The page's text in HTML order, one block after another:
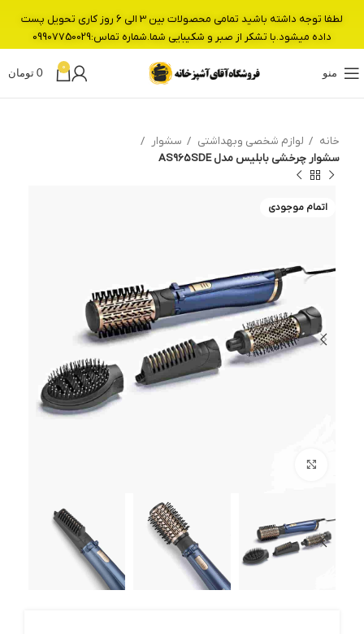
منو
0
0 تومان
خانه لوازم شخصی وبهداشتی
سشوار
سشوار چرخشی بابلیس مدل AS965SDE
اتمام موجودی
لطفا توجه داشته باشید تمامی محصولات بین 3 الی 6 روز کاری تحویل پست
داده میشود.با تشکر از صبر و شکیبایی شما.شماره تماس:09907750029